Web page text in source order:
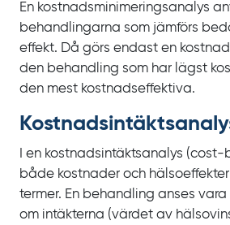
En kostnadsminimeringsanalys
behandlingarna som jämförs
effekt. Då görs endast en
den behandling som har lägst
den mest kostnadseffektiva.
I en kostnadsintäktsanalys (cost‍-‍
både kostnader och
termer. En behandling anses
om intäkterna (värdet av